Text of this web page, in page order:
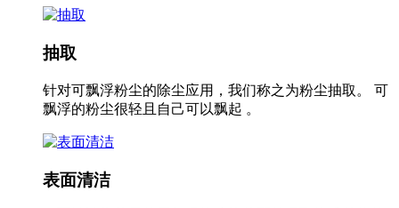
抽取
针对可飘浮粉尘的除尘应用，我们称之为粉尘抽取。 可
飘浮的粉尘很轻且自己可以飘起 。
表面清洁